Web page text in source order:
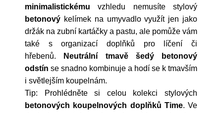
minimalistickému vzhledu nemusíte stylový
betonový kelímek na umyvadlo využít jen jako
držák na zubní kartáčky a pastu, ale pomůže vám
také s organizací doplňků pro líčení či
hřebenů.
Neutrální tmavě šedý betonový
odstín se snadno kombinuje a hodí se k tmavším
i světlejším koupelnám.
Tip: Prohlédněte si celou kolekci stylových
betonových koupelnových doplňků Time. Ve